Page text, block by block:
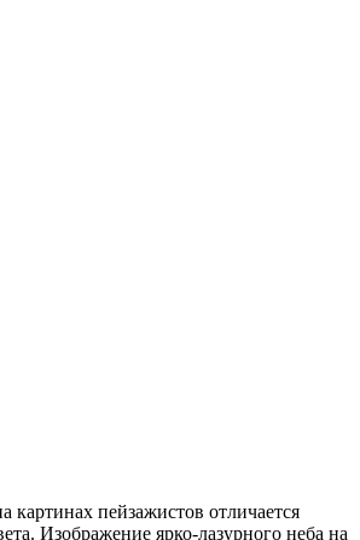
картинах пейзажистов отличается
Изображение ярко-лазурного неба на